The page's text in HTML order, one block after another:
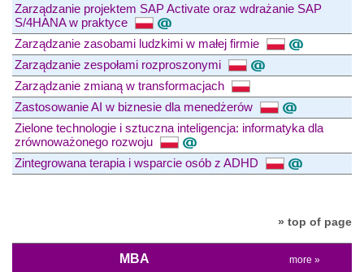
Zarządzanie projektem SAP Activate oraz wdrażanie SAP
S/4HANA w praktyce
Zarządzanie zasobami ludzkimi w małej firmie
Zarządzanie zespołami rozproszonymi
Zarządzanie zmianą w transformacjach
Zastosowanie AI w biznesie dla menedżerów
Zielone technologie i sztuczna inteligencja: informatyka dla
zrównoważonego rozwoju
Zintegrowana terapia i wsparcie osób z ADHD
» top of page
MBA more »